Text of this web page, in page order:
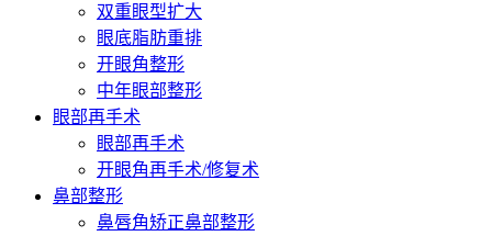
双重眼型扩大
眼底脂肪重排
开眼角整形
中年眼部整形
眼部再手术
眼部再手术
开眼角再手术/修复术
鼻部整形
鼻唇角矫正鼻部整形